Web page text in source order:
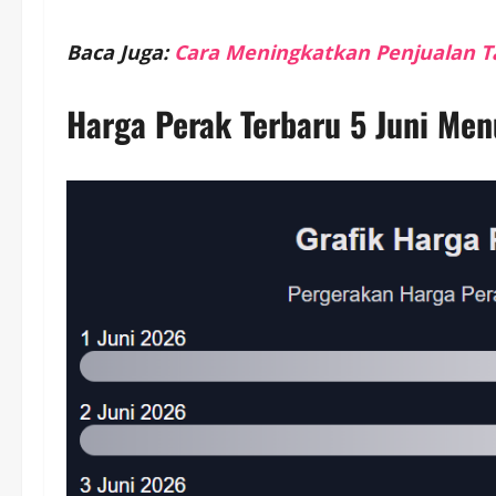
Baca Juga: Cara Meningkatkan Penjualan
Harga Perak Terbaru 5 Juni